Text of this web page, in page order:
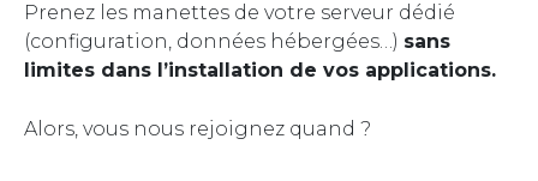
Prenez les manettes de votre serveur dédié
(configuration, données hébergées…) sans
limites dans l’installation de vos applications.
Alors, vous nous rejoignez quand ?